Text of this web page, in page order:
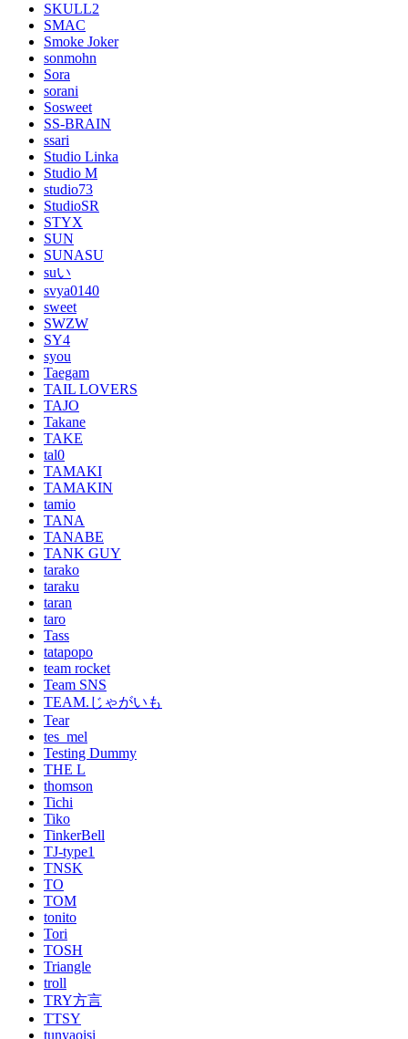
SKULL2
SMAC
Smoke Joker
sonmohn
Sora
sorani
Sosweet
SS-BRAIN
ssari
Studio Linka
Studio M
studio73
StudioSR
STYX
SUN
SUNASU
suい
svya0140
sweet
SWZW
SY4
syou
Taegam
TAIL LOVERS
TAJO
Takane
TAKE
tal0
TAMAKI
TAMAKIN
tamio
TANA
TANABE
TANK GUY
tarako
taraku
taran
taro
Tass
tatapopo
team rocket
Team SNS
TEAM.じゃがいも
Tear
tes_mel
Testing Dummy
THE L
thomson
Tichi
Tiko
TinkerBell
TJ-type1
TNSK
TO
TOM
tonito
Tori
TOSH
Triangle
troll
TRY方言
TTSY
tunyaoisi